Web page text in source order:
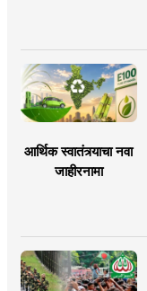
आर्थिक स्वातंत्र्याचा नवा
जाहीरनामा